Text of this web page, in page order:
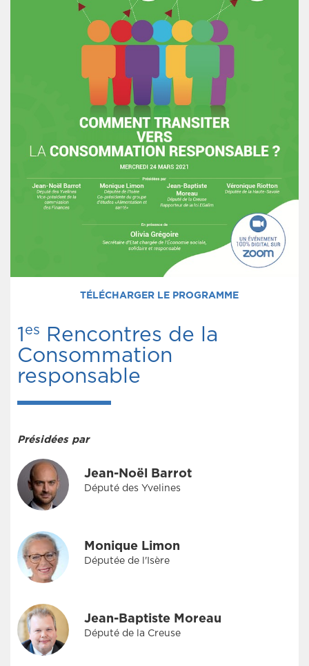
TÉLÉCHARGER LE PROGRAMME
1 es
Rencontres de la
Consommation
responsable
Présidées par
Jean-Noël Barrot
Député des Yvelines
Monique Limon
Députée de l'Isère
Jean-Baptiste Moreau
Député de la Creuse